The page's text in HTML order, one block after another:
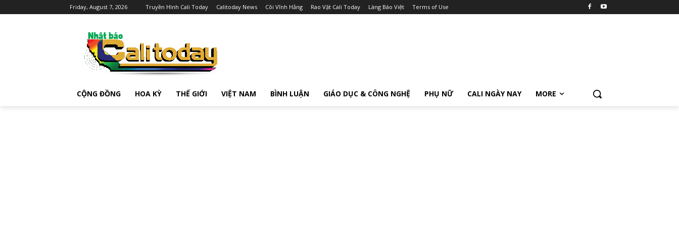
Friday, August 7, 2026 Truyền Hình Cali Today Calitoday News Cõi Vĩnh Hằng Rao Vặt Cali Today Làng Báo Việt Terms of Use
CỘNG ĐỒNG HOA KỲ THẾ GIỚI VIỆT NAM BÌNH LUẬN GIÁO DỤC & CÔNG NGHỆ PHỤ NỮ CALI NGÀY NAY MORE